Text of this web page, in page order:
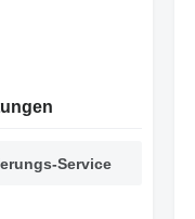
Service